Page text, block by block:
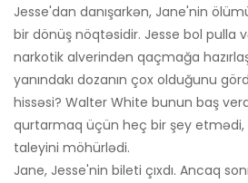
Jesse'dan danışarkən, Jane'nin
bir dönüş nöqtəsidir. Jesse bol pulla
narkotik alverindən qaçmağa
yanındakı dozanın çox olduğunu
hissəsi? Walter White bunun baş
qurtarmaq üçün heç bir şey etmədi,
taleyini möhürlədi.
Jane, Jesse'nin bileti çıxdı. Ancaq